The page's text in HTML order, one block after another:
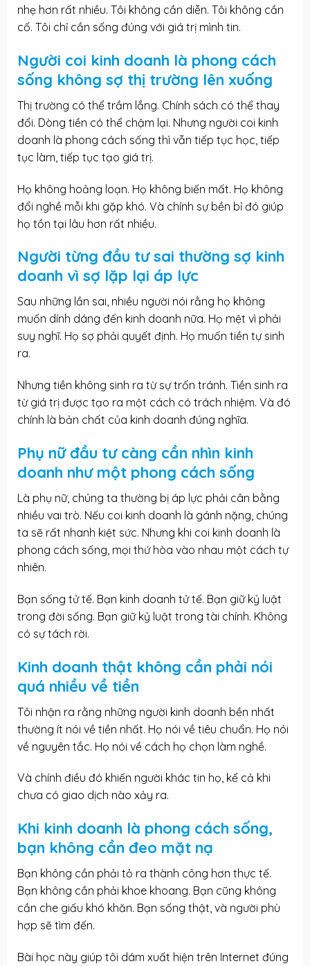
nhẹ hơn rất nhiều. Tôi không cần diễn. Tôi không cần
cố. Tôi chỉ cần sống đúng với giá trị mình tin.
Người coi kinh doanh là phong cách
sống không sợ thị trường lên xuống
Thị trường có thể trầm lắng. Chính sách có thể thay
đổi. Dòng tiền có thể chậm lại. Nhưng người coi kinh
doanh là phong cách sống thì vẫn tiếp tục học, tiếp
tục làm, tiếp tục tạo giá trị.
Họ không hoảng loạn. Họ không biến mất. Họ không
đổi nghề mỗi khi gặp khó. Và chính sự bền bỉ đó giúp
họ tồn tại lâu hơn rất nhiều.
Người từng đầu tư sai thường sợ kinh
doanh vì sợ lặp lại áp lực
Sau những lần sai, nhiều người nói rằng họ không
muốn dính dáng đến kinh doanh nữa. Họ mệt vì phải
suy nghĩ. Họ sợ phải quyết định. Họ muốn tiền tự sinh
ra.
Nhưng tiền không sinh ra từ sự trốn tránh. Tiền sinh ra
từ giá trị được tạo ra một cách có trách nhiệm. Và đó
chính là bản chất của kinh doanh đúng nghĩa.
Phụ nữ đầu tư càng cần nhìn kinh
doanh như một phong cách sống
Là phụ nữ, chúng ta thường bị áp lực phải cân bằng
nhiều vai trò. Nếu coi kinh doanh là gánh nặng, chúng
ta sẽ rất nhanh kiệt sức. Nhưng khi coi kinh doanh là
phong cách sống, mọi thứ hòa vào nhau một cách tự
nhiên.
Bạn sống tử tế. Bạn kinh doanh tử tế. Bạn giữ kỷ luật
trong đời sống. Bạn giữ kỷ luật trong tài chính. Không
có sự tách rời.
Kinh doanh thật không cần phải nói
quá nhiều về tiền
Tôi nhận ra rằng những người kinh doanh bền nhất
thường ít nói về tiền nhất. Họ nói về tiêu chuẩn. Họ nói
về nguyên tắc. Họ nói về cách họ chọn làm nghề.
Và chính điều đó khiến người khác tin họ, kể cả khi
chưa có giao dịch nào xảy ra.
Khi kinh doanh là phong cách sống,
bạn không cần đeo mặt nạ
Bạn không cần phải tỏ ra thành công hơn thực tế.
Bạn không cần phải khoe khoang. Bạn cũng không
cần che giấu khó khăn. Bạn sống thật, và người phù
hợp sẽ tìm đến.
Bài học này giúp tôi dám xuất hiện trên Internet đúng